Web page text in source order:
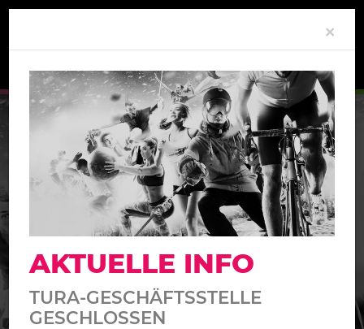
AUCHBEWEGUNGHAT
IHREN PREIS
×
AKTUELLE INFO
TURA-GESCHÄFTSSTELLE
GESCHLOSSEN